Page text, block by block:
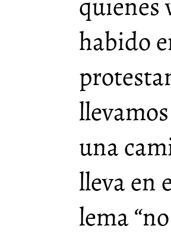
habido
una
lleva en
lema